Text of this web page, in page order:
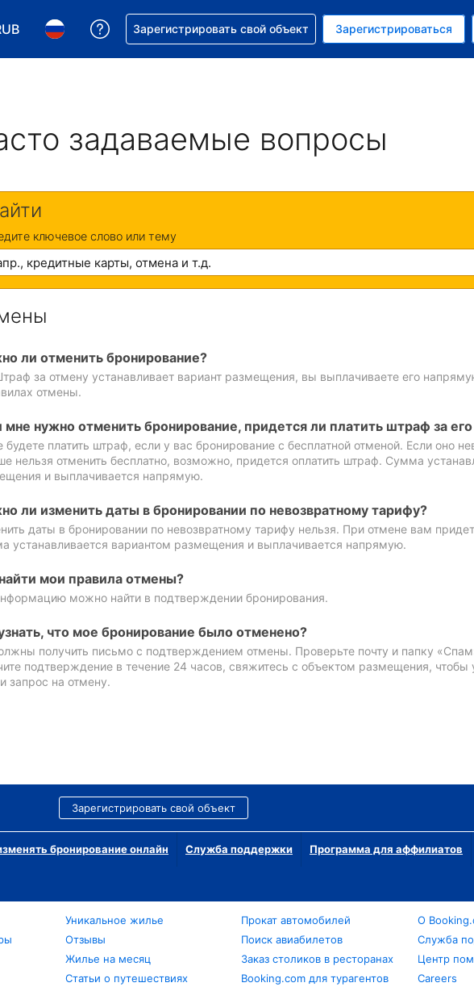
Выберите валюту. Текущая валюта — Российский рубль
Выберите язык. Текущий язык — На русском
Получите помощь с бронированием
Зарегистрировать свой объект Зарегистрироваться
задаваемые вопросы
ключевое слово или тему
ли отменить бронирование?
за отмену устанавливает вариант размещения, вы выплачиваете его
отмены.
мне нужно отменить бронирование, придется ли платить штраф за
будете платить штраф, если у вас бронирование с бесплатной отменой. Если оно
нельзя отменить бесплатно, возможно, придется оплатить штраф. Сумма
и выплачивается напрямую.
ли изменить даты в бронировании по невозвратному тарифу?
даты в бронировании по невозвратному тарифу нельзя. При отмене вам
устанавливается вариантом размещения и выплачивается напрямую.
мои правила отмены?
можно найти в подтверждении бронирования.
что мое бронирование было отменено?
получить письмо с подтверждением отмены. Проверьте почту и папку
подтверждение в течение 24 часов, свяжитесь с объектом размещения, чтобы
запрос на отмену.
Зарегистрировать свой объект
бронирование онлайн Служба поддержки Программа для аффилиатов
Уникальное жилье
Отзывы
Жилье на месяц
Статьи о путешествиях
Прокат автомобилей
Поиск авиабилетов
Заказ столиков в ресторанах
Booking.com для турагентов
О
Служба
Центр
Careers